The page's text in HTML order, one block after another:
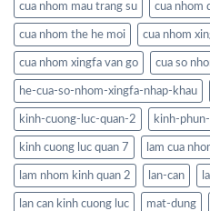
cua nhom mau trang su cua nhom
cua nhom the he moi cua nhom
cua nhom xingfa van go cua so
he-cua-so-nhom-xingfa-nhap-khau
kinh-cuong-luc-quan-2 kinh-
kinh cuong luc quan 7 lam cua
lam nhom kinh quan 2 lan-can
lan can kinh cuong luc mat-dung